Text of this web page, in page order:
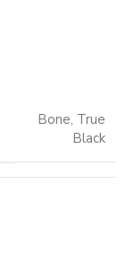
Bone, True
Black